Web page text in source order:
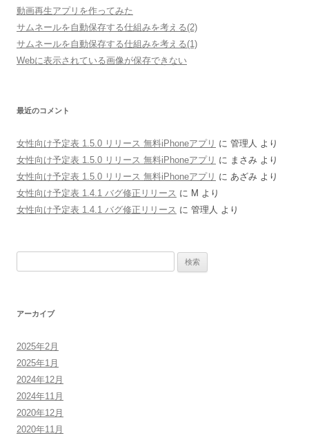
動画再生アプリを作ってみた
サムネールを自動保存する仕組みを考える(2)
サムネールを自動保存する仕組みを考える(1)
Webに表示されている画像が保存できない
最近のコメント
女性向け予定表 1.5.0 リリース 無料iPhoneアプリ に 管理人 より
女性向け予定表 1.5.0 リリース 無料iPhoneアプリ に まさみ より
女性向け予定表 1.5.0 リリース 無料iPhoneアプリ に あざみ より
女性向け予定表 1.4.1 バグ修正リリース に M より
女性向け予定表 1.4.1 バグ修正リリース に 管理人 より
アーカイブ
2025年2月
2025年1月
2024年12月
2024年11月
2020年12月
2020年11月